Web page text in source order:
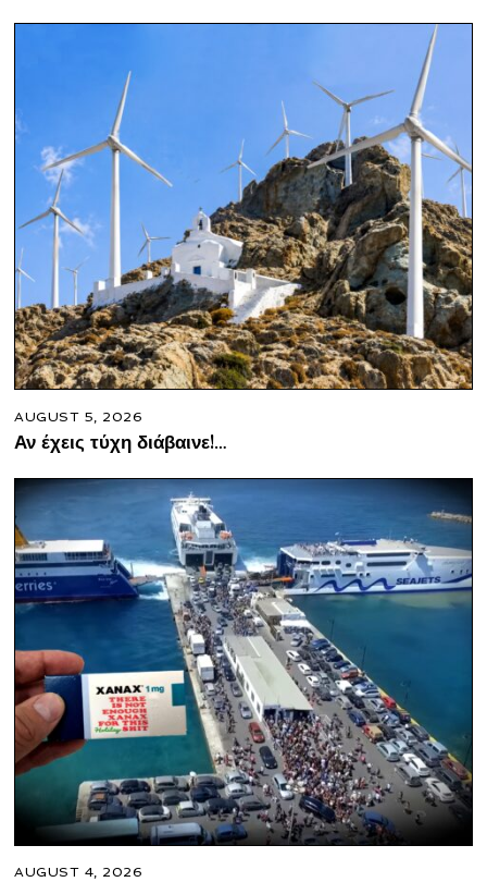
AUGUST 5, 2026
Αν έχεις τύχη διάβαινε!…
AUGUST 4, 2026